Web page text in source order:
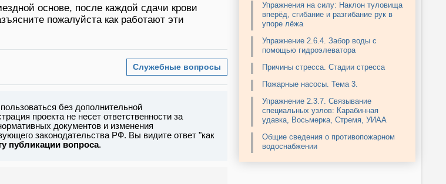
основе, после каждой сдачи крови
пожалуйста как работают эти
Служебные вопросы
без дополнительной
проекта не несет ответственности за
документов и изменения
законодательства РФ. Вы видите ответ "как
публикации вопроса.
Упражнения на силу: Наклон туловища
вперёд, сгибание и разгибание рук в
упоре лёжа
Упражнение 2.6.4. Забор воды с
помощью гидроэлеватора
Причины стресса. Стадии стресса
Пожарные насосы. Тема 3.
Упражнение 2.3.7. Связывание
специальных узлов: Карабинная
удавка, Восьмерка, Стремя, УИАА
Общие сведения о противопожарном
водоснабжении